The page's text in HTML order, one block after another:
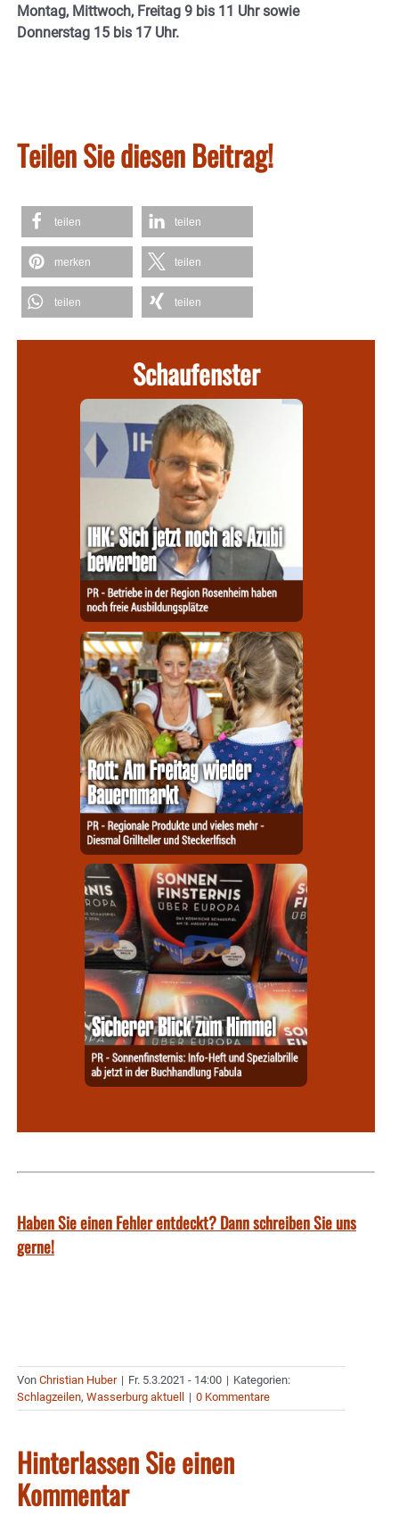
Montag, Mittwoch, Freitag 9 bis 11 Uhr sowie
Donnerstag 15 bis 17 Uhr.
Teilen Sie diesen Beitrag!
teilen teilen
merken teilen
teilen teilen
Schaufenster
Haben Sie einen Fehler entdeckt? Dann schreiben Sie uns
gerne!
Von Christian Huber | Fr. 5.3.2021 - 14:00 | Kategorien:
Schlagzeilen, Wasserburg aktuell | 0 Kommentare
Hinterlassen Sie einen
Kommentar